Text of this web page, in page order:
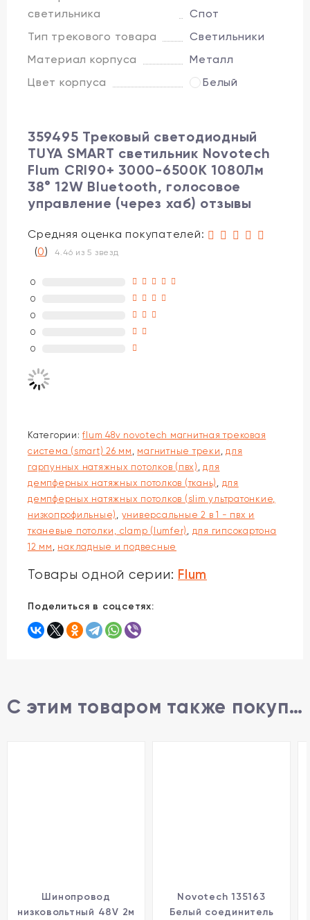
светильника
Спот
Тип трекового товара
Светильники
Материал корпуса
Металл
Цвет корпуса
Белый
359495 Трековый светодиодный
TUYA SMART светильник Novotech
Flum CRI90+ 3000-6500К 1080Лм
38° 12W Bluetooth, голосовое
управление (через хаб) отзывы
Средняя оценка покупателей:
(0)4.46 из 5 звезд
0
0
0
0
0
Категории:flum 48v novotech магнитная трековая
система (smart) 26 мм
магнитные треки
для
гарпунных натяжных потолков (пвх)
для
демпферных натяжных потолков (ткань)
для
демпферных натяжных потолков (slim ультратонкие,
низкопрофильные)
универсальные 2 в 1 - пвх и
тканевые потолки, clamp (lumfer)
для гипсокартона
12 мм
накладные и подвесные
Товары одной серии: Flum
Поделиться в соцсетях:
С этим товаром также покупают
Шинопровод
низковольтный 48V 2м
Novotech 135163
Белый соединитель